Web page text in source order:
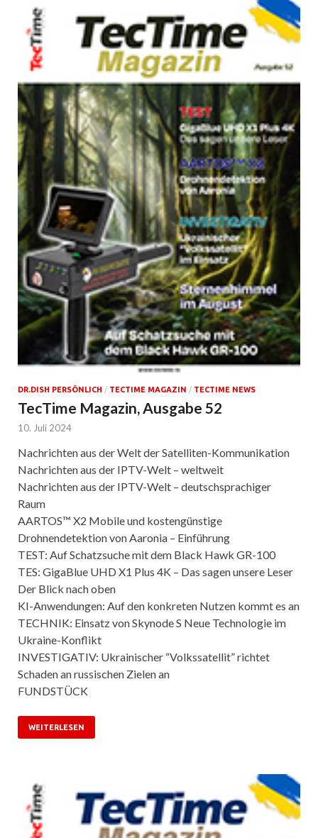
DR.DISH PERSÖNLICH / TECTIME MAGAZIN / TECTIME NEWS
TecTime Magazin, Ausgabe 52
10. Juli 2024
Nachrichten aus der Welt der Satelliten-Kommunikation
Nachrichten aus der IPTV-Welt – weltweit
Nachrichten aus der IPTV-Welt – deutschsprachiger
Raum
AARTOS™ X2 Mobile und kostengünstige
Drohnendetektion von Aaronia – Einführung
TEST: Auf Schatzsuche mit dem Black Hawk GR-100
TES: GigaBlue UHD X1 Plus 4K – Das sagen unsere Leser
Der Blick nach oben
KI-Anwendungen: Auf den konkreten Nutzen kommt es an
TECHNIK: Einsatz von Skynode S Neue Technologie im
Ukraine-Konflikt
INVESTIGATIV: Ukrainischer “Volkssatellit” richtet
Schaden an russischen Zielen an
FUNDSTÜCK
WEITERLESEN